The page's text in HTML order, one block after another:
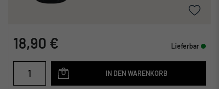
18,90 € Lieferbar
IN DEN WARENKORB